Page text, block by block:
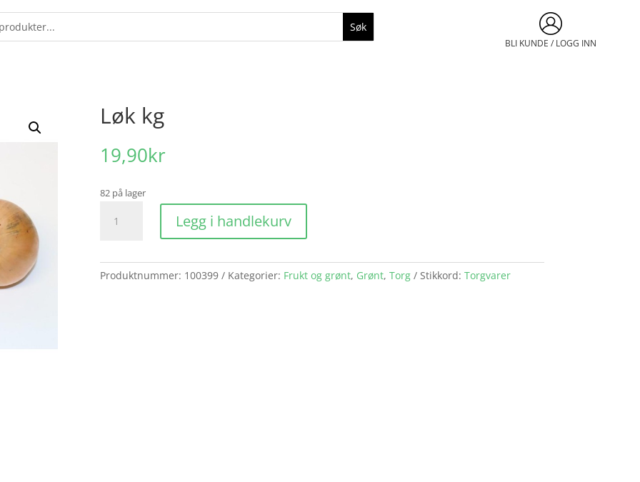
BLI KUNDE / LOGG INN
Løk kg
19,90kr
82 på lager
Legg i handlekurv
Produktnummer: 100399 Kategorier: Frukt og grønt, Grønt,Torg Stikkord:Torgvarer